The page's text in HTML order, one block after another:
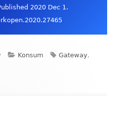
2020 Dec 1.
Kategorien
Konsum Schlagwörter
Gateway,